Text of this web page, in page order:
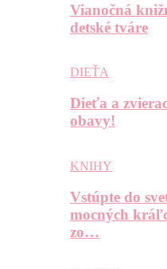
Vianočná
detské tváre
DIEŤA
Dieťa a
obavy!
KNIHY
Vstúpte do
mocných
zo…